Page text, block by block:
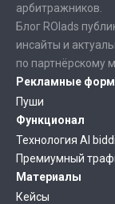
арбитражников.
Блог ROIads
инсайты и
по партнёрскому
Рекламные
Пуши
Функционал
Технология AI
Премиумный
Материалы
Кейсы